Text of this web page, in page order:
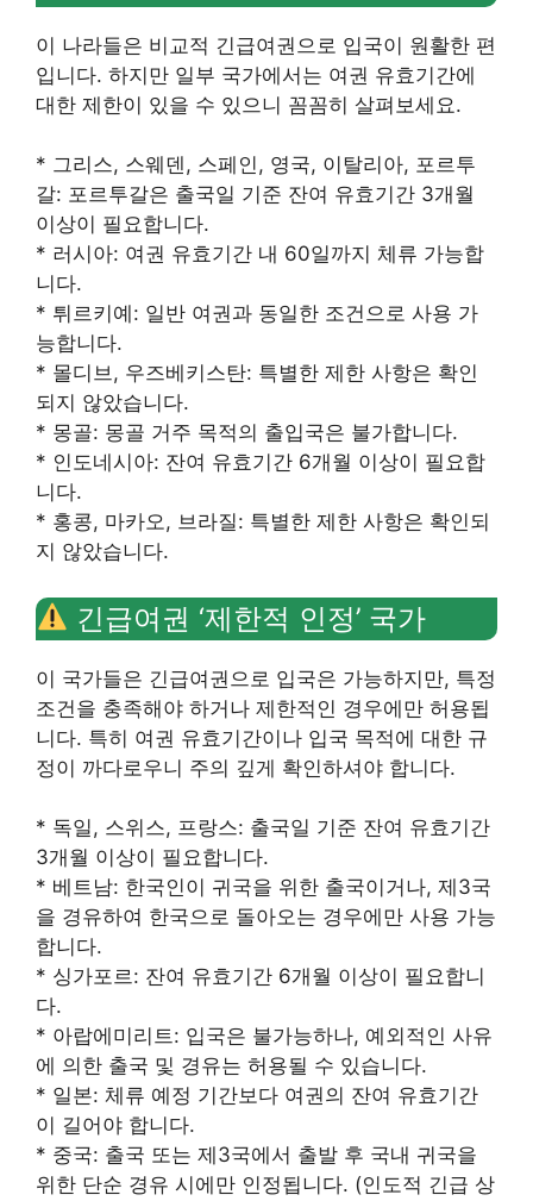
이 나라들은 비교적 긴급여권으로 입국이 원활한 편
입니다. 하지만 일부 국가에서는 여권 유효기간에
대한 제한이 있을 수 있으니 꼼꼼히 살펴보세요.
* 그리스, 스웨덴, 스페인, 영국, 이탈리아, 포르투
갈: 포르투갈은 출국일 기준 잔여 유효기간 3개월
이상이 필요합니다.
* 러시아: 여권 유효기간 내 60일까지 체류 가능합
니다.
* 튀르키예: 일반 여권과 동일한 조건으로 사용 가
능합니다.
* 몰디브, 우즈베키스탄: 특별한 제한 사항은 확인
되지 않았습니다.
* 몽골: 몽골 거주 목적의 출입국은 불가합니다.
* 인도네시아: 잔여 유효기간 6개월 이상이 필요합
니다.
* 홍콩, 마카오, 브라질: 특별한 제한 사항은 확인되
지 않았습니다.
긴급여권 ‘제한적 인정’ 국가
이 국가들은 긴급여권으로 입국은 가능하지만, 특정
조건을 충족해야 하거나 제한적인 경우에만 허용됩
니다. 특히 여권 유효기간이나 입국 목적에 대한 규
정이 까다로우니 주의 깊게 확인하셔야 합니다.
* 독일, 스위스, 프랑스: 출국일 기준 잔여 유효기간
3개월 이상이 필요합니다.
* 베트남: 한국인이 귀국을 위한 출국이거나, 제3국
을 경유하여 한국으로 돌아오는 경우에만 사용 가능
합니다.
* 싱가포르: 잔여 유효기간 6개월 이상이 필요합니
다.
* 아랍에미리트: 입국은 불가능하나, 예외적인 사유
에 의한 출국 및 경유는 허용될 수 있습니다.
* 일본: 체류 예정 기간보다 여권의 잔여 유효기간
이 길어야 합니다.
* 중국: 출국 또는 제3국에서 출발 후 국내 귀국을
위한 단순 경유 시에만 인정됩니다. (인도적 긴급 상